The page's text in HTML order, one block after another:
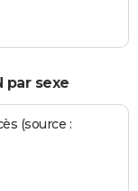
par sexe
(source :